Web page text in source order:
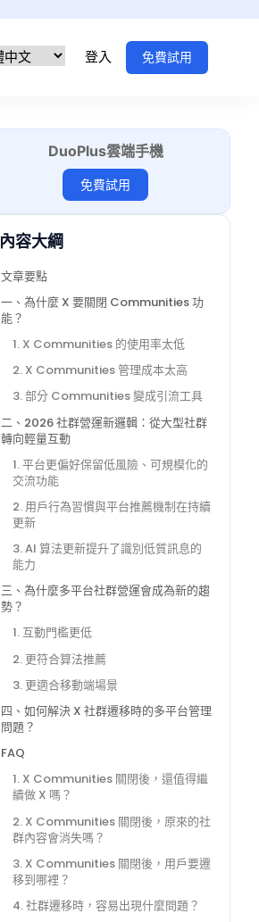
登入 免費試用
DuoPlus雲端手機
免費試用
內容大綱
文章要點
一、為什麼 X 要關閉 Communities 功
能？
1. X Communities 的使用率太低
2. X Communities 管理成本太高
3. 部分 Communities 變成引流工具
二、2026 社群營運新邏輯：從大型社群
轉向輕量互動
1. 平台更偏好保留低風險、可規模化的
交流功能
2. 用戶行為習慣與平台推薦機制在持續
更新
3. AI 算法更新提升了識別低質訊息的
能力
三、為什麼多平台社群營運會成為新的趨
勢？
1. 互動門檻更低
2. 更符合算法推薦
3. 更適合移動端場景
四、如何解決 X 社群遷移時的多平台管理
問題？
FAQ
1. X Communities 關閉後，還值得繼
續做 X 嗎？
2. X Communities 關閉後，原來的社
群內容會消失嗎？
3. X Communities 關閉後，用戶要遷
移到哪裡？
4. 社群遷移時，容易出現什麼問題？